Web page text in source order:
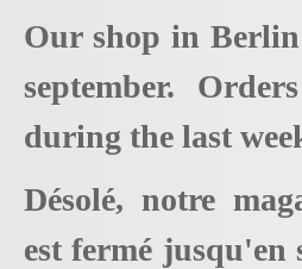
Our shop in
september.
during the last
Désolé, notre
est fermé jusqu'en